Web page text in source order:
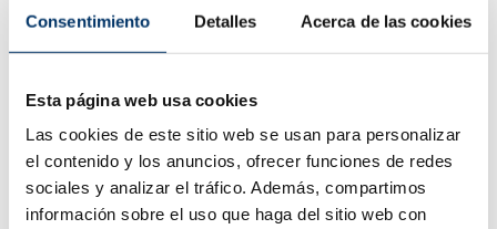
Consentimiento Detalles Acerca de las cookies
Esta página web usa cookies
Las cookies de este sitio web se usan para personalizar
el contenido y los anuncios, ofrecer funciones de redes
sociales y analizar el tráfico. Además, compartimos
información sobre el uso que haga del sitio web con